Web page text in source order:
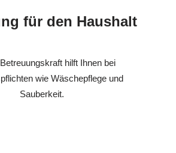
für den Haushalt
hilft Ihnen bei
wie Wäschepflege und
Sauberkeit.